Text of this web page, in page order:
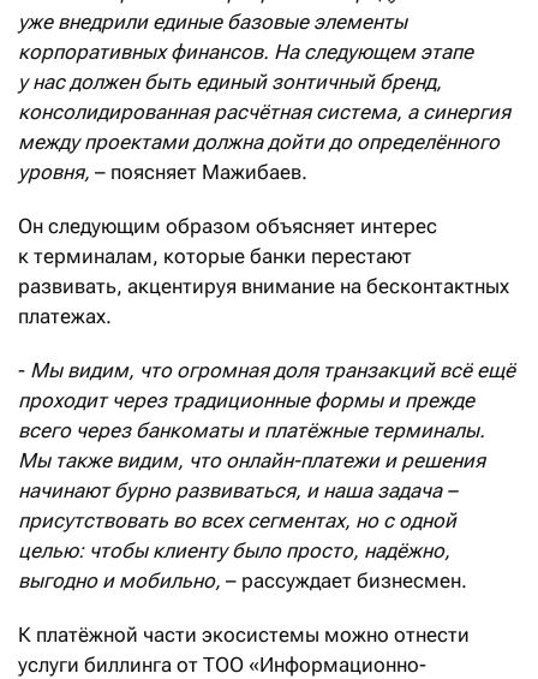
уже внедрили единые базовые элементы
корпоративных финансов. На следующем этапе
у нас должен быть единый зонтичный бренд,
консолидированная расчётная система, а синергия
между проектами должна дойти до определённого
уровня, – поясняет Мажибаев.
Он следующим образом объясняет интерес
к терминалам, которые банки перестают
развивать, акцентируя внимание на бесконтактных
платежах.
- Мы видим, что огромная доля транзакций всё ещё
проходит через традиционные формы и прежде
всего через банкоматы и платёжные терминалы.
Мы также видим, что онлайн-платежи и решения
начинают бурно развиваться, и наша задача –
присутствовать во всех сегментах, но с одной
целью: чтобы клиенту было просто, надёжно,
выгодно и мобильно, – рассуждает бизнесмен.
К платёжной части экосистемы можно отнести
услуги биллинга от ТОО «Информационно-